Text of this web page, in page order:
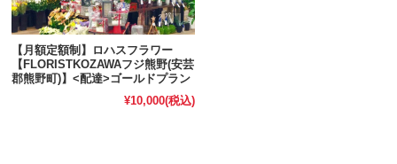
【月額定額制】ロハスフラワー
【FLORISTKOZAWAフジ熊野(安芸
郡熊野町)】<配達>ゴールドプラン
¥10,000(税込)